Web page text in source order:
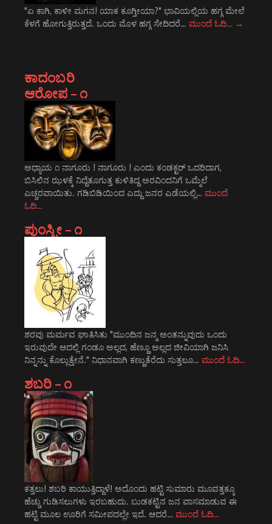
"ಏ ಕಾಗಿ, ಕಾಳೀ ಮಗನ! ಯಾಕ ಕೂಗ್ತೀಯಾ?" ಭಾವಿಯಲ್ಲಿಯ ಹಗ್ಗ ಮೇಲೆ
ಕೆಳಗೆ ಹೋಗುತ್ತಿರುತ್ತದೆ. ಒಂದು ಮೊಳ ಹಗ್ಗ ಸೇದಿದರೆ… ಮುಂದೆ ಓದಿ… →
ಕಾದಂಬರಿ
ಆರೋಪ – ೧
ಅಧ್ಯಾಯ ೧ ನಾಗೂರು ! ನಾಗೂರು ! ಎಂದು ಕಂಡಕ್ಟರ್ ಒದರಿದಾಗ,
ಬಿಸಿಲಿನ ಝಳಕ್ಕೆ ನಿದ್ದೆತೂಗುತ್ತ ಕುಳಿತಿದ್ದ ಅರವಿಂದನಿಗೆ ಒಮ್ಮೆಲೆ
ಎಚ್ಚರವಾಯಿತು. ಗಡಿಬಿಡಿಯಿಂದ ಎದ್ದು ಜನರ ಎಡೆಯಲ್ಲಿ… ಮುಂದೆ
ಓದಿ…
ಪುಂಸ್ತ್ರೀ – ೧
ಶರವು ಮರ್ಮವ ಘಾತಿಸಿತು "ಮುಂದಿನ ಜನ್ಮ ಅಂತನ್ನುವುದು ಒಂದು
ಇರುವುದೇ ಆದಲ್ಲಿ ಗಂಡೂ ಅಲ್ಲದ, ಹೆಣ್ಣೂ ಅಲ್ಲದ ಜೀವಿಯಾಗಿ ಜನಿಸಿ
ನಿನ್ನನ್ನು ಕೊಲ್ಲುತ್ತೇನೆ." ನಿಧಾನವಾಗಿ ಕಣ್ಣುತೆರೆದು ಸುತ್ತಲೂ… ಮುಂದೆ ಓದಿ…
ಶಬರಿ – ೧
ಕತ್ತಲು! ಶಬರಿ ಕಾಯುತ್ತಿದ್ದಾಳೆ! ಅದೊಂದು ಹಟ್ಟಿ ಸುಮಾರು ಮೂವತ್ತಕ್ಕೂ
ಹೆಚ್ಚು ಗುಡಿಸಲುಗಳು ಇರಬಹುದು. ಬುಡಕಟ್ಟಿನ ಜನ ವಾಸಮಾಡುವ ಈ
ಹಟ್ಟಿ ಮೂಲ ಊರಿಗೆ ಸಮೀಪದಲ್ಲೇ ಇದೆ. ಆದರೆ… ಮುಂದೆ ಓದಿ…